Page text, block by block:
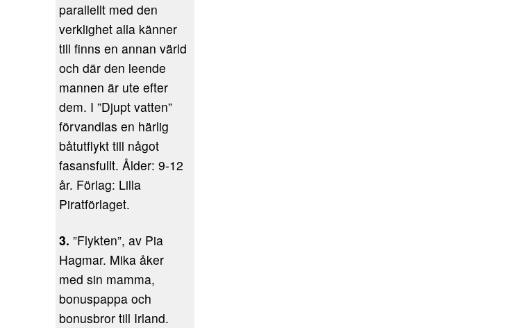
parallellt med den
verklighet alla känner
till finns en annan värld
och där den leende
mannen är ute efter
dem. I ”Djupt vatten”
förvandlas en härlig
båtutflykt till något
fasansfullt. Ålder: 9-12
år. Förlag: Lilla
Piratförlaget.
3. ”Flykten”, av Pia
Hagmar. Mika åker
med sin mamma,
bonuspappa och
bonusbror till Irland.